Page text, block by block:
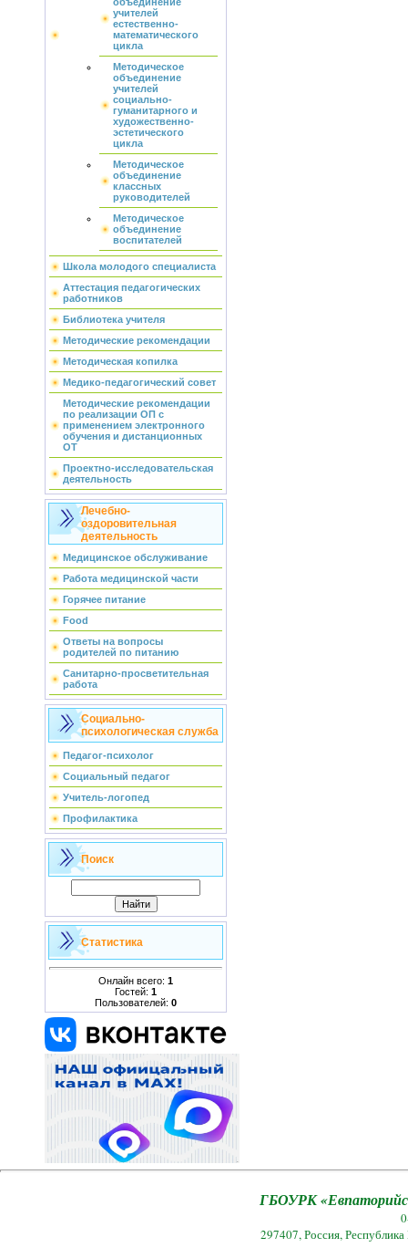
учителей
естественно-
математического
цикла
Методическое
объединение
учителей
социально-
гуманитарного и
художественно-
эстетического
цикла
Методическое
объединение
классных
руководителей
Методическое
объединение
воспитателей
Школа молодого специалиста
Аттестация педагогических
работников
Библиотека учителя
Методические рекомендации
Методическая копилка
Медико-педагогический совет
Методические рекомендации
по реализации ОП с
применением электронного
обучения и дистанционных
ОТ
Проектно-исследовательская
деятельность
Лечебно-
оздоровительная
деятельность
Медицинское обслуживание
Работа медицинской части
Горячее питание
Food
Ответы на вопросы
родителей по питанию
Санитарно-просветительная
работа
Социально-
психологическая служба
Педагог-психолог
Социальный педагог
Учитель-логопед
Профилактика
Поиск
Статистика
Онлайн всего: 1
Гостей: 1
Пользователей: 0
ГБОУРК
297407, Россия,